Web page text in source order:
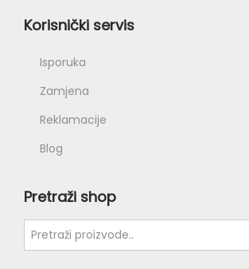
Korisnički servis
Isporuka
Zamjena
Reklamacije
Blog
Pretraži shop